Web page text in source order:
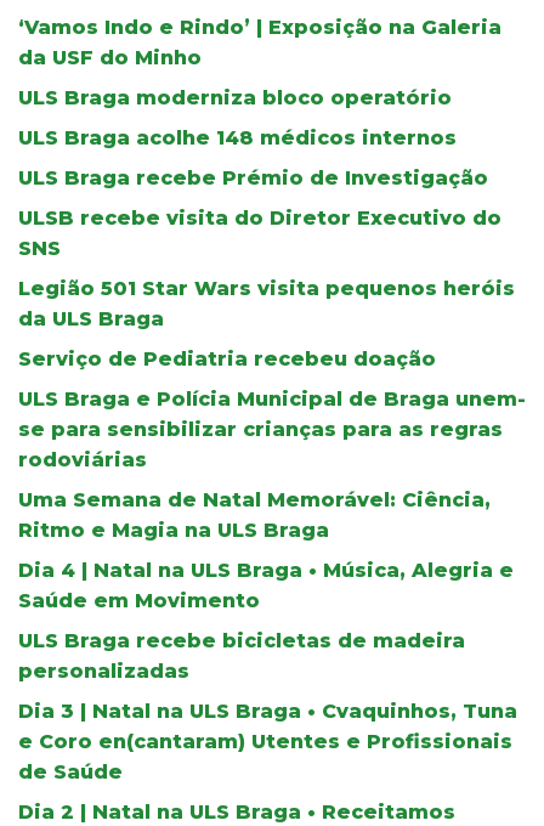
‘Vamos Indo e Rindo’ | Exposição na Galeria
da USF do Minho
ULS Braga moderniza bloco operatório
ULS Braga acolhe 148 médicos internos
ULS Braga recebe Prémio de Investigação
ULSB recebe visita do Diretor Executivo do
SNS
Legião 501 Star Wars visita pequenos heróis
da ULS Braga
Serviço de Pediatria recebeu doação
ULS Braga e Polícia Municipal de Braga unem-
se para sensibilizar crianças para as regras
rodoviárias
Uma Semana de Natal Memorável: Ciência,
Ritmo e Magia na ULS Braga
Dia 4 | Natal na ULS Braga • Música, Alegria e
Saúde em Movimento
ULS Braga recebe bicicletas de madeira
personalizadas
Dia 3 | Natal na ULS Braga • Cvaquinhos, Tuna
e Coro en(cantaram) Utentes e Profissionais
de Saúde
Dia 2 | Natal na ULS Braga • Receitamos